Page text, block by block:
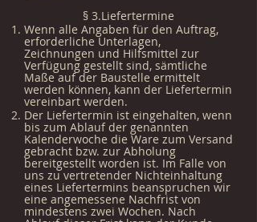
§ 3.Liefertermine
Wenn alle Angaben für den Auftrag,
erforderliche Unterlagen,
Zeichnungen und Hilfsmittel zur
Verfügung gestellt sind, sämtliche
Maße auf der Baustelle ermittelt
werden können, kann der Liefertermin
vereinbart werden.
Der Liefertermin ist eingehalten, wenn
bis zum Ablauf der genannten
Kalenderwoche die Ware zum Versand
gebracht bzw. zur Abholung
bereitgestellt worden ist. Im Falle von
uns zu vertretender Nichteinhaltung
eines Liefertermins beanspruchen wir
eine angemessene Nachfrist von
mindestens zwei Wochen. Nach